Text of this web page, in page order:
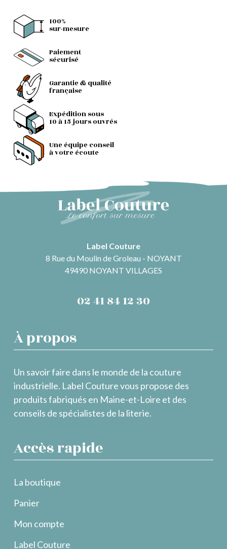
100%
sur-mesure
Paiement
sécurisé
Garantie & qualité
française
Expédition sous
10 à 15 jours ouvrés
Une équipe conseil
à votre écoute
Label Couture
8 Rue du Moulin de Groleau - NOYANT
49490 NOYANT VILLAGES
02 41 84 12 30
À propos
Un savoir faire dans le monde de la couture
industrielle. Label Couture vous propose des
produits fabriqués en Maine-et-Loire et des
conseils de spécialistes de la literie.
Accès rapide
La boutique
Panier
Mon compte
Label Couture